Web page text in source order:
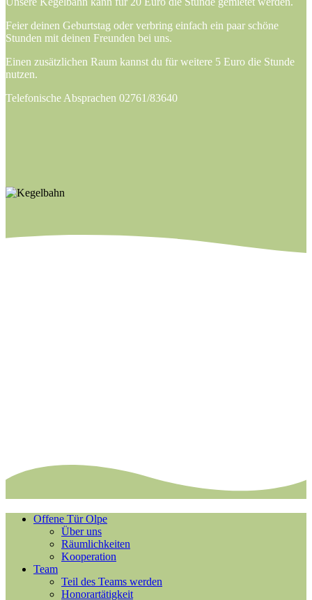
Feier deinen Geburtstag oder verbring einfach ein paar schöne
Stunden mit deinen Freunden bei uns.
Einen zusätzlichen Raum kannst du für weitere 5 Euro die Stunde
nutzen.
Telefonische Absprachen 02761/83640
Offene Tür Olpe
Über uns
Räumlichkeiten
Kooperation
Team
Teil des Teams werden
Honorartätigkeit